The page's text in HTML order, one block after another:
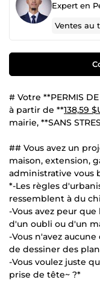
Ventes au
# Votre **PERMIS
à partir de **138,59
mairie, **SANS
## Vous avez un
maison, extension,
administrative vous
*-Les règles
ressemblent à du
-Vous avez peur
d'un oubli ou d'un
-Vous n'avez
de dessiner des
-Vous voulez juste
prise de tête~ ?*